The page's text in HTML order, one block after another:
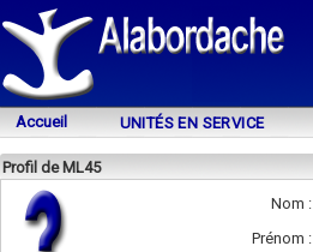
Accueil UNITÉS EN SERVICE
Profil de ML45
Nom :
Prénom :